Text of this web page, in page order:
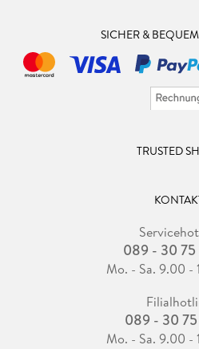
SICHER &
TRUSTED
089 - 30
Mo. - Sa. 9.00 -
089 - 30
Mo. - Sa. 9.00 -